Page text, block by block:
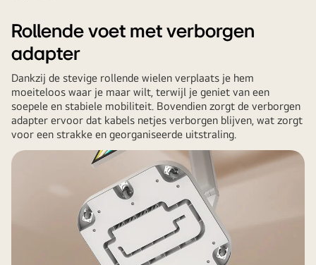
Rollende voet met verborgen
adapter
Dankzij de stevige rollende wielen verplaats je hem
moeiteloos waar je maar wilt, terwijl je geniet van een
soepele en stabiele mobiliteit. Bovendien zorgt de verborgen
adapter ervoor dat kabels netjes verborgen blijven, wat zorgt
voor een strakke en georganiseerde uitstraling.